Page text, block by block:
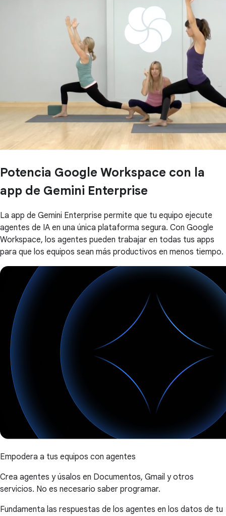
Potencia Google Workspace con la
app de Gemini Enterprise
La app de Gemini Enterprise permite que tu equipo ejecute
agentes de IA en una única plataforma segura. Con Google
Workspace, los agentes pueden trabajar en todas tus apps
para que los equipos sean más productivos en menos tiempo.
Empodera a tus equipos con agentes
Crea agentes y úsalos en Documentos, Gmail y otros
servicios. No es necesario saber programar.
Fundamenta las respuestas de los agentes en los datos de tu